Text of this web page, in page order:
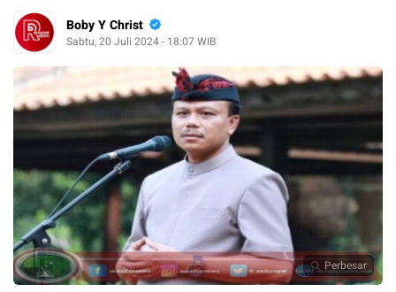
Boby Y Christ
Sabtu, 20 Juli 2024 - 18:07 WIB
Perbesar